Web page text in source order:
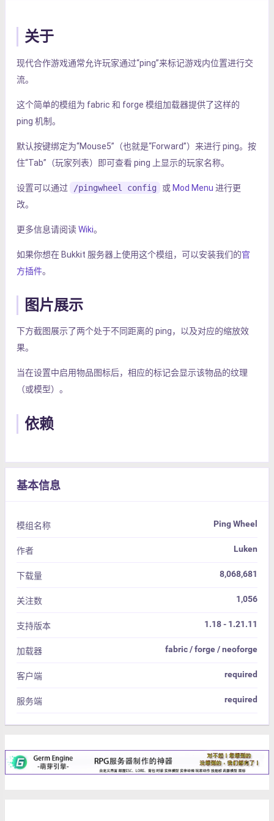
关于
现代合作游戏通常允许玩家通过“ping”来标记游戏内位置进行交
流。
这个简单的模组为 fabric 和 forge 模组加载器提供了这样的
ping 机制。
默认按键绑定为“Mouse5”（也就是“Forward”）来进行 ping。按
住“Tab”（玩家列表）即可查看 ping 上显示的玩家名称。
设置可以通过 /pingwheel config 或 Mod Menu 进行更
改。
更多信息请阅读Wiki。
如果你想在 Bukkit 服务器上使用这个模组，可以安装我们的官
方插件。
图片展示
下方截图展示了两个处于不同距离的 ping，以及对应的缩放效
果。
当在设置中启用物品图标后，相应的标记会显示该物品的纹理
（或模型）。
依赖
基本信息
模组名称 Ping Wheel
作者 Luken
下载量 8,068,681
关注数 1,056
支持版本 1.18 - 1.21.11
加载器 fabric / forge / neoforge
客户端 required
服务端 required